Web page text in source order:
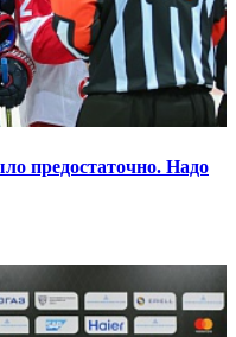
предостаточно. Надо